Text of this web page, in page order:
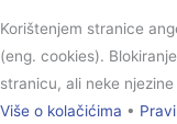
Korištenjem stranice
(eng. cookies).
stranicu, ali neke
Više o kolačićima •